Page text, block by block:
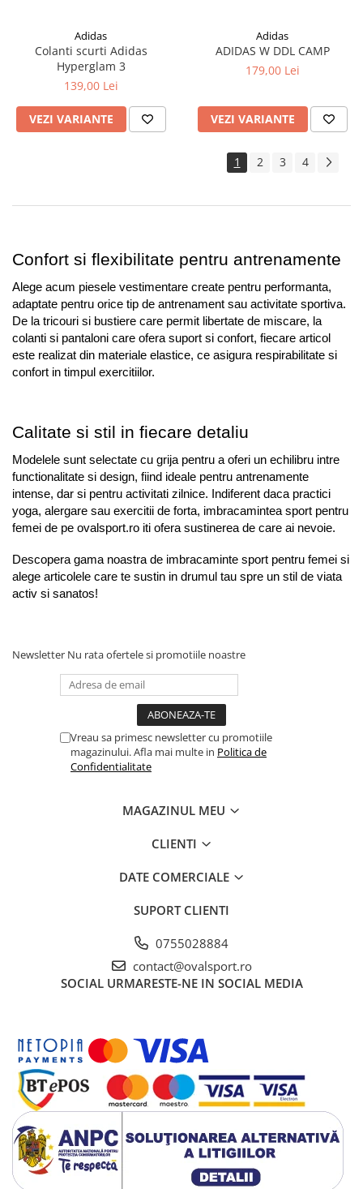
Adidas
Colanti scurti Adidas
Hyperglam 3
139,00 Lei
VEZI VARIANTE
Adidas
ADIDAS W DDL CAMP
179,00 Lei
VEZI VARIANTE
1 2 3 4
Confort si flexibilitate pentru antrenamente
Alege acum piesele vestimentare create pentru performanta,
adaptate pentru orice tip de antrenament sau activitate sportiva.
De la tricouri si bustiere care permit libertate de miscare, la
colanti si pantaloni care ofera suport si confort, fiecare articol
este realizat din materiale elastice, ce asigura respirabilitate si
confort in timpul exercitiilor.
Calitate si stil in fiecare detaliu
Modelele sunt selectate cu grija pentru a oferi un echilibru intre
functionalitate si design, fiind ideale pentru antrenamente
intense, dar si pentru activitati zilnice. Indiferent daca practici
yoga, alergare sau exercitii de forta, imbracamintea sport pentru
femei de pe ovalsport.ro iti ofera sustinerea de care ai nevoie.
Descopera gama noastra de imbracaminte sport pentru femei si
alege articolele care te sustin in drumul tau spre un stil de viata
activ si sanatos!
Newsletter Nu rata ofertele si promotiile noastre
Vreau sa primesc newsletter cu promotiile
magazinului. Afla mai multe in Politica de
Confidentialitate
MAGAZINUL MEU
CLIENTI
DATE COMERCIALE
SUPORT CLIENTI
0755028884
contact@ovalsport.ro
SOCIAL URMARESTE-NE IN SOCIAL MEDIA